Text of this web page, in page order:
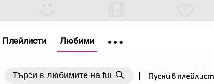
| Пусни в плейлист
Плейлисти Любими